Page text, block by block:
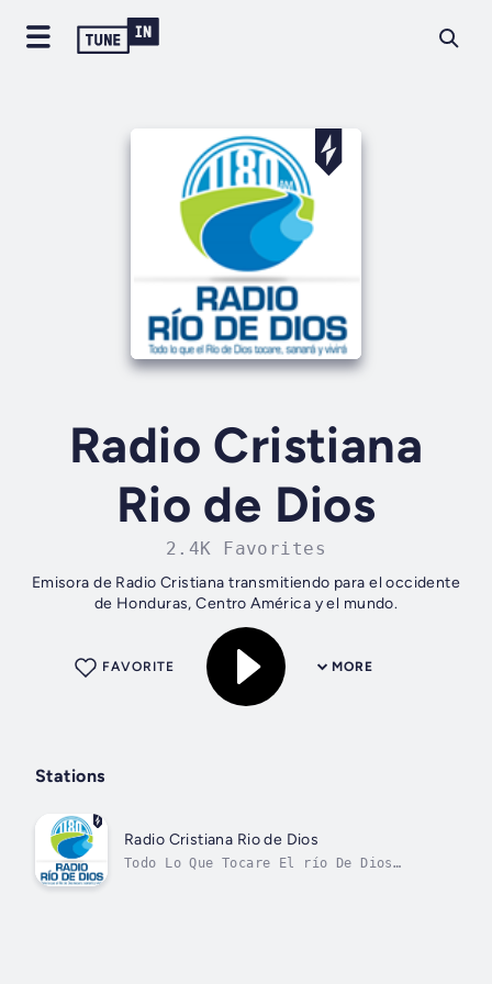
Radio Cristiana
Rio de Dios
2.4K Favorites
Emisora de Radio Cristiana transmitiendo para el occidente
de Honduras, Centro América y el mundo.
MORE
FAVORITE
Stations
Radio Cristiana Rio de Dios
Todo Lo Que Tocare El río De Dios